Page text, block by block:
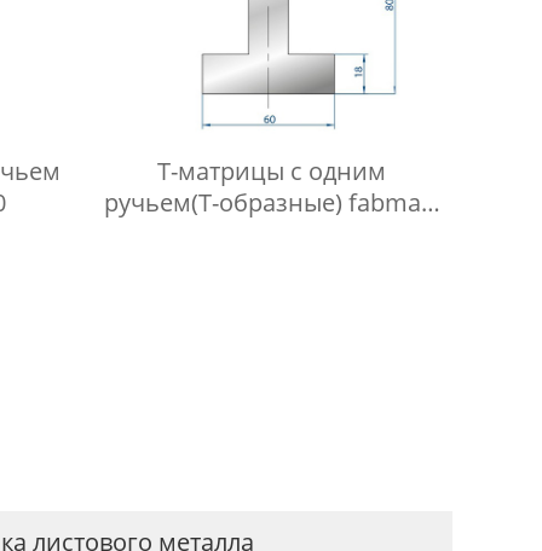
Т-матрицы с одним
ручьем(Т-образные) fabmax-
листового металла